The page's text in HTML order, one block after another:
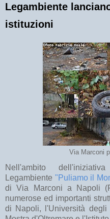
Legambiente
istituzioni
Via Marconi
Nell'ambito
Legambiente "Puliamo il
di Via Marconi a Napoli
numerose ed importanti
di Napoli, l'Università